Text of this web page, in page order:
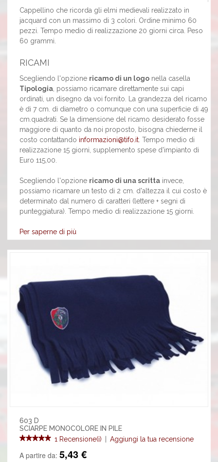
Cappellino che ricorda gli elmi medievali realizzato in
jacquard con un massimo di 3 colori. Ordine minimo 60
pezzi. Tempo medio di realizzazione 20 giorni circa. Peso
60 grammi.
RICAMI
Scegliendo l'opzione ricamo di un logo nella casella
Tipologia , possiamo ricamare direttamente sui capi
ordinati, un disegno da voi fornito. La grandezza del ricamo
è di 7 cm. di diametro o comunque con una superficie di 49
cm.quadrati. Se la dimensione del ricamo desiderato fosse
maggiore di quanto da noi proposto, bisogna chiederne il
costo contattando informazioni@tifo.it . Tempo medio di
realizzazione 15 giorni, supplemento spese d'impianto di
Euro 115,00.
Scegliendo l'opzione ricamo di una scritta invece,
possiamo ricamare un testo di 2 cm. d'altezza il cui costo è
determinato dal numero di caratteri (lettere + segni di
punteggiatura). Tempo medio di realizzazione 15 giorni.
Per saperne di più
603 D
SCIARPE MONOCOLORE IN PILE
1 Recensione(i)
Aggiungi la tua recensione
A partire da: 5,43 €